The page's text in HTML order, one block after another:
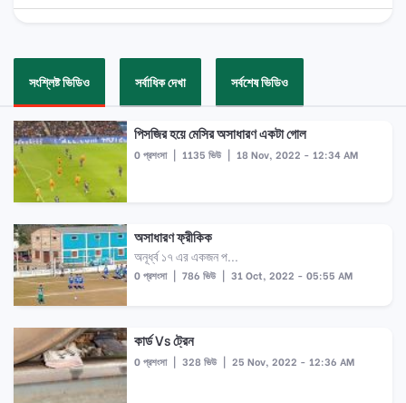
সংশ্লিষ্ট ভিডিও সর্বাধিক দেখা সর্বশেষ ভিডিও
পিসজির হয়ে মেসির অসাধারণ একটা গোল
0 প্রশংসা | 1135 ভিউ | 18 Nov, 2022 - 12:34 AM
অসাধারণ ফ্রীকিক
অনূর্ধ্ব ১৭ এর একজন প...
0 প্রশংসা | 786 ভিউ | 31 Oct, 2022 - 05:55 AM
কার্ড Vs ট্রেন
0 প্রশংসা | 328 ভিউ | 25 Nov, 2022 - 12:36 AM